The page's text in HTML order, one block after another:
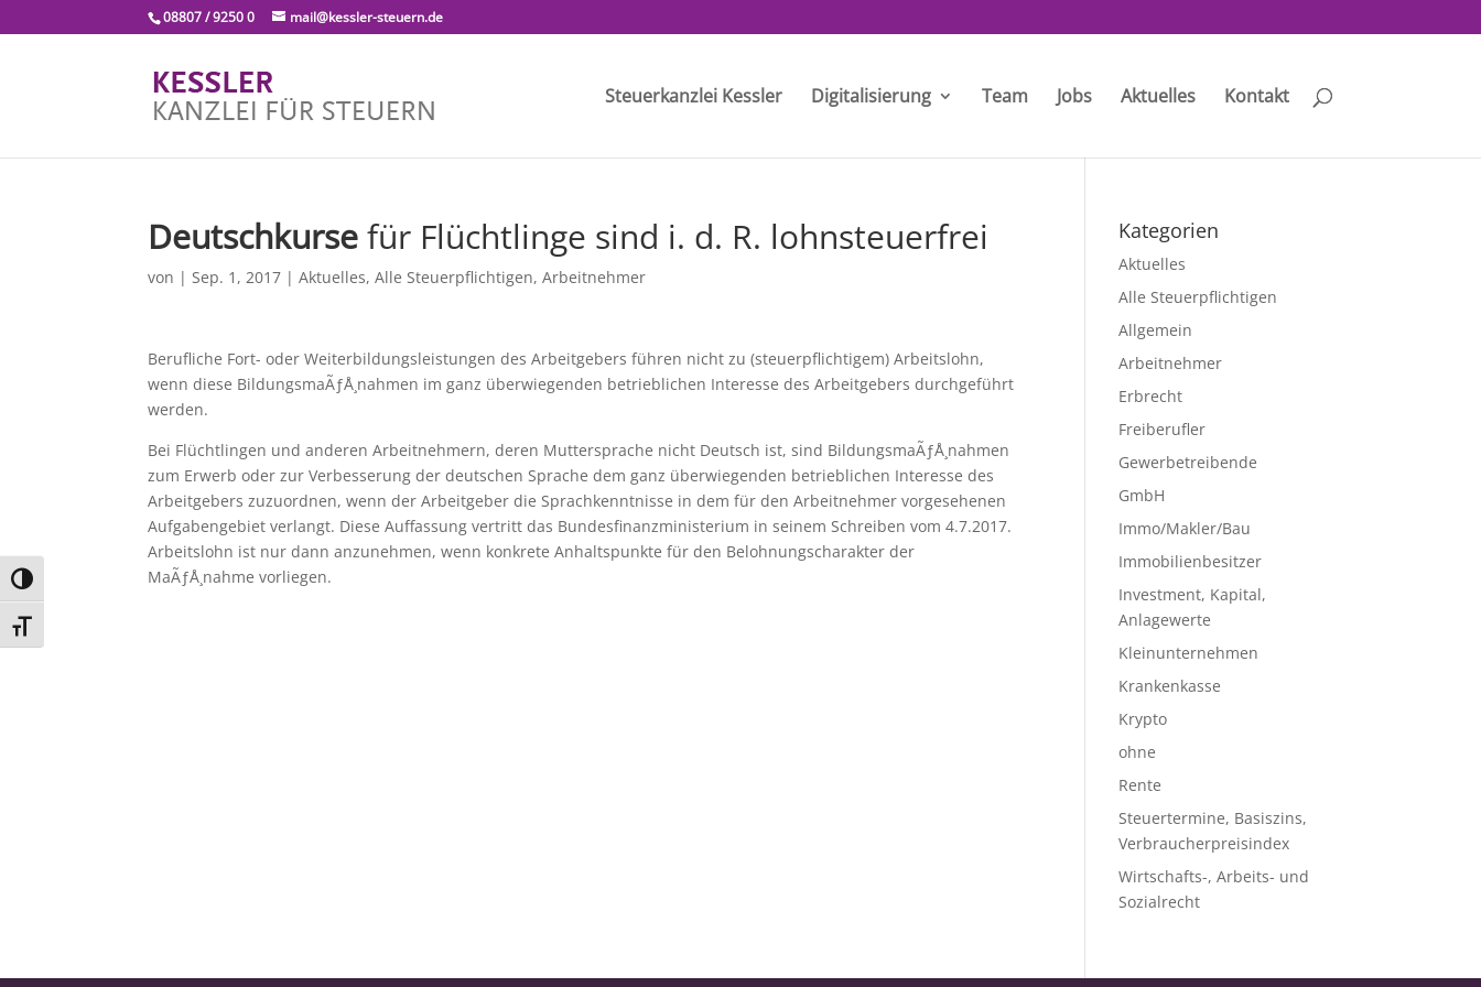
Umschalten auf hohe Kontraste
Schrift vergrößern
08807 / 9250 0 mail@kessler-steuern.de
Steuerkanzlei Kessler Digitalisierung Team Jobs Aktuelles Kontakt
Deutschkursefür Flüchtlinge sind i. d. R. lohnsteuerfrei
von |Sep. 1, 2017 |Aktuelles,Alle Steuerpflichtigen,Arbeitnehmer
Berufliche Fort- oder Weiterbildungsleistungen des Arbeitgebers führen nicht zu (steuerpflichtigem) Arbeitslohn,
wenn diese BildungsmaÃƒÅ¸nahmen im ganz überwiegenden betrieblichen Interesse des Arbeitgebers durchgeführt
werden.
Bei Flüchtlingen und anderen Arbeitnehmern, deren Muttersprache nicht Deutsch ist, sind BildungsmaÃƒÅ¸nahmen
zum Erwerb oder zur Verbesserung der deutschen Sprache dem ganz überwiegenden betrieblichen Interesse des
Arbeitgebers zuzuordnen, wenn der Arbeitgeber die Sprachkenntnisse in dem für den Arbeitnehmer vorgesehenen
Aufgabengebiet verlangt. Diese Auffassung vertritt das Bundesfinanzministerium in seinem Schreiben vom 4.7.2017.
Arbeitslohn ist nur dann anzunehmen, wenn konkrete Anhaltspunkte für den Belohnungscharakter der
MaÃƒÅ¸nahme vorliegen.
Kategorien
Aktuelles
Alle Steuerpflichtigen
Allgemein
Arbeitnehmer
Erbrecht
Freiberufler
Gewerbetreibende
GmbH
Immo/Makler/Bau
Immobilienbesitzer
Investment, Kapital,
Anlagewerte
Kleinunternehmen
Krankenkasse
Krypto
ohne
Rente
Steuertermine, Basiszins,
Verbraucherpreisindex
Wirtschafts-, Arbeits- und
Sozialrecht